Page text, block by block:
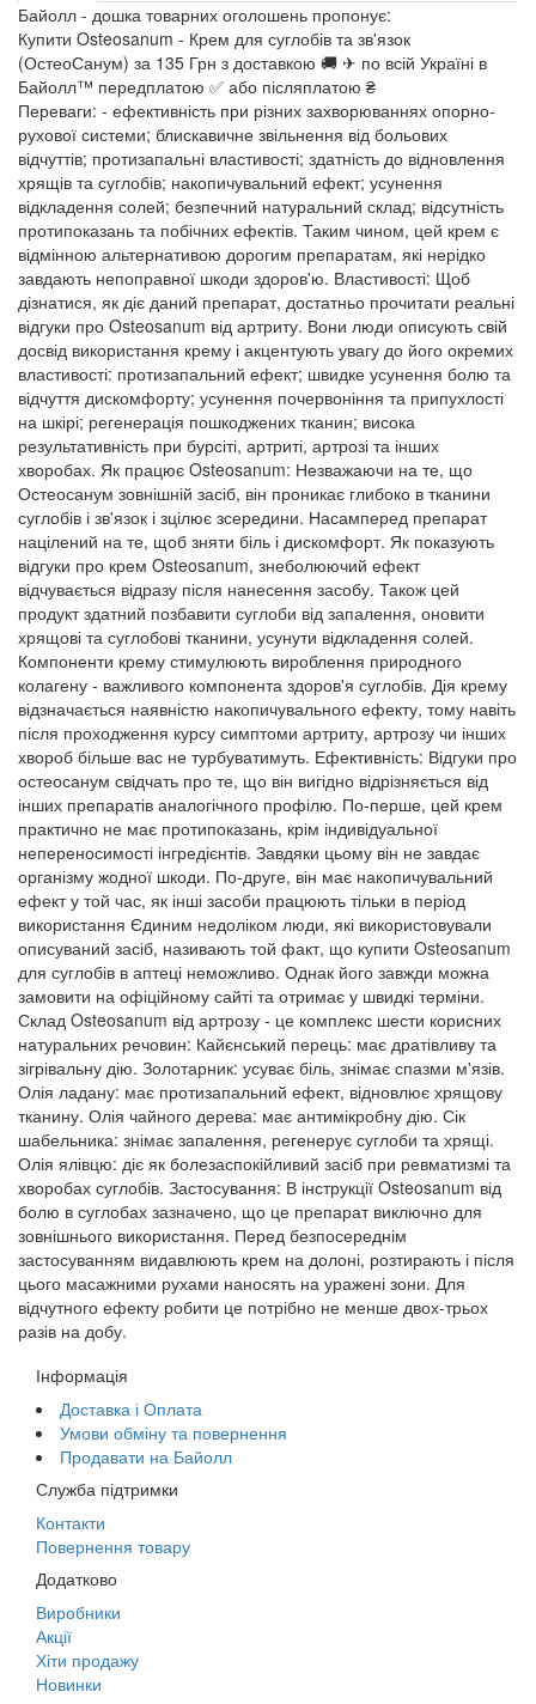
Байолл - дошка товарних оголошень пропонує:
Купити Osteosanum - Крем для суглобів та зв'язок
(ОстеоСанум) за 135 Грн з доставкою 🚚 ✈ по всій Україні в
Байолл™ передплатою ✅ або післяплатою ₴
Переваги: - ефективність при різних захворюваннях опорно-
рухової системи; блискавичне звільнення від больових
відчуттів; протизапальні властивості; здатність до відновлення
хрящів та суглобів; накопичувальний ефект; усунення
відкладення солей; безпечний натуральний склад; відсутність
протипоказань та побічних ефектів. Таким чином, цей крем є
відмінною альтернативою дорогим препаратам, які нерідко
завдають непоправної шкоди здоров'ю. Властивості: Щоб
дізнатися, як діє даний препарат, достатньо прочитати реальні
відгуки про Osteosanum від артриту. Вони люди описують свій
досвід використання крему і акцентують увагу до його окремих
властивості: протизапальний ефект; швидке усунення болю та
відчуття дискомфорту; усунення почервоніння та припухлості
на шкірі; регенерація пошкоджених тканин; висока
результативність при бурсіті, артриті, артрозі та інших
хворобах. Як працює Osteosanum: Незважаючи на те, що
Остеосанум зовнішній засіб, він проникає глибоко в тканини
суглобів і зв'язок і зцілює зсередини. Насамперед препарат
націлений на те, щоб зняти біль і дискомфорт. Як показують
відгуки про крем Osteosanum, знеболюючий ефект
відчувається відразу після нанесення засобу. Також цей
продукт здатний позбавити суглоби від запалення, оновити
хрящові та суглобові тканини, усунути відкладення солей.
Компоненти крему стимулюють вироблення природного
колагену - важливого компонента здоров'я суглобів. Дія крему
відзначається наявністю накопичувального ефекту, тому навіть
після проходження курсу симптоми артриту, артрозу чи інших
хвороб більше вас не турбуватимуть. Ефективність: Відгуки про
остеосанум свідчать про те, що він вигідно відрізняється від
інших препаратів аналогічного профілю. По-перше, цей крем
практично не має протипоказань, крім індивідуальної
непереносимості інгредієнтів. Завдяки цьому він не завдає
організму жодної шкоди. По-друге, він має накопичувальний
ефект у той час, як інші засоби працюють тільки в період
використання Єдиним недоліком люди, які використовували
описуваний засіб, називають той факт, що купити Osteosanum
для суглобів в аптеці неможливо. Однак його завжди можна
замовити на офіційному сайті та отримає у швидкі терміни.
Склад Osteosanum від артрозу - це комплекс шести корисних
натуральних речовин: Кайєнський перець: має дратівливу та
зігрівальну дію. Золотарник: усуває біль, знімає спазми м'язів.
Олія ладану: має протизапальний ефект, відновлює хрящову
тканину. Олія чайного дерева: має антимікробну дію. Сік
шабельника: знімає запалення, регенерує суглоби та хрящі.
Олія ялівцю: діє як болезаспокійливий засіб при ревматизмі та
хворобах суглобів. Застосування: В інструкції Osteosanum від
болю в суглобах зазначено, що це препарат виключно для
зовнішнього використання. Перед безпосереднім
застосуванням видавлюють крем на долоні, розтирають і після
цього масажними рухами наносять на уражені зони. Для
відчутного ефекту робити це потрібно не менше двох-трьох
разів на добу.
Інформація
Доставка і Оплата
Умови обміну та повернення
Продавати на Байолл
Служба підтримки
Контакти
Повернення товару
Додатково
Виробники
Акції
Хіти продажу
Новинки